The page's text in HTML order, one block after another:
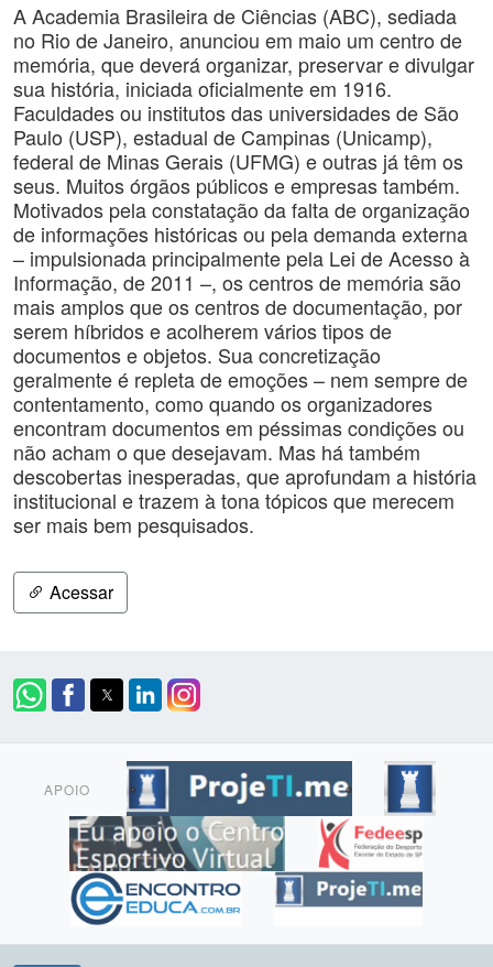
A Academia Brasileira de Ciências (ABC), sediada
no Rio de Janeiro, anunciou em maio um centro de
memória, que deverá organizar, preservar e divulgar
sua história, iniciada oficialmente em 1916.
Faculdades ou institutos das universidades de São
Paulo (USP), estadual de Campinas (Unicamp),
federal de Minas Gerais (UFMG) e outras já têm os
seus. Muitos órgãos públicos e empresas também.
Motivados pela constatação da falta de organização
de informações históricas ou pela demanda externa
– impulsionada principalmente pela Lei de Acesso à
Informação, de 2011 –, os centros de memória são
mais amplos que os centros de documentação, por
serem híbridos e acolherem vários tipos de
documentos e objetos. Sua concretização
geralmente é repleta de emoções – nem sempre de
contentamento, como quando os organizadores
encontram documentos em péssimas condições ou
não acham o que desejavam. Mas há também
descobertas inesperadas, que aprofundam a história
institucional e trazem à tona tópicos que merecem
ser mais bem pesquisados.
Acessar
APOIO